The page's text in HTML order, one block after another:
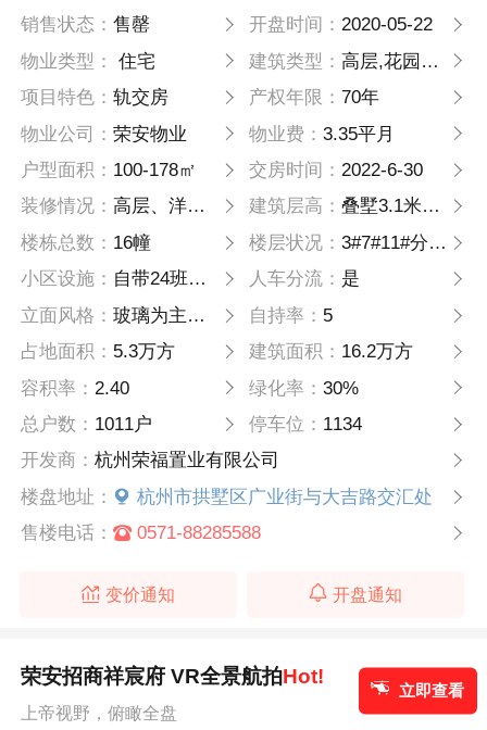
销售状态：售罄 开盘时间： 2020-05-22
物业类型：
住宅 建筑类型： 高层,花园洋房
项目特色：轨交房 产权年限： 70年
物业公司：荣安物业 物业费： 3.35平月
户型面积： 100-178㎡ 交房时间： 2022-6-30
装修情况： 高层、洋房精装，叠墅毛坯 建筑层高： 叠墅3.1米，洋房3米，小高层3米，高层2.9米
楼栋总数： 16幢 楼层状况： 3#7#11#分别18/17/16/层，6#10#22/23/层，4#5#8#9#12#13#14#15#8层，
小区设施： 自带24班幼儿园，健身区域，瑜伽厅，书享汇 人车分流： 是
立面风格：玻璃为主，铝板，真石漆侧面 自持率： 5
占地面积： 5.3万方 建筑面积： 16.2万方
容积率： 2.40 绿化率： 30%
总户数： 1011户 停车位： 1134
开发商：杭州荣福置业有限公司
楼盘地址：
杭州市拱墅区广业街与大吉路交汇处
售楼电话：
0571-88285588
变价通知 开盘通知
荣安招商祥宸府 VR全景航拍Hot!
上帝视野，俯瞰全盘
立即查看